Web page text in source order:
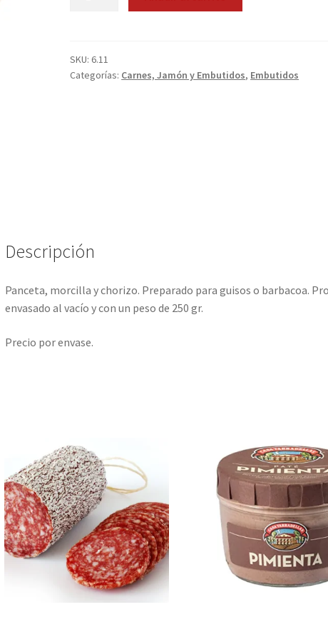
SKU: 6.11
Categorías: Carnes, Jamón y Embutidos, Embutidos
Descripción
Panceta, morcilla y chorizo. Preparado para guisos o barbacoa.
envasado al vacío y con un peso de 250 gr.
Precio por envase.